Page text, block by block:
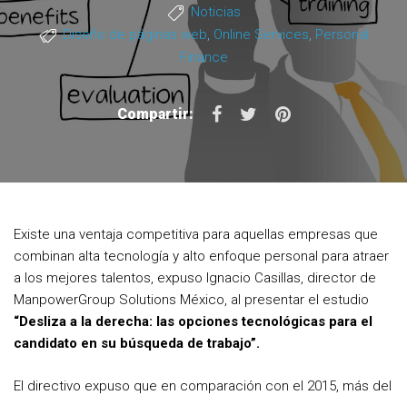
Noticias
Diseño de páginas web, Online Services, Personal
Finance
Compartir:
F
o
o
k
e
r
P
r
e
s
t
Existe una ventaja competitiva para aquellas empresas que
combinan alta tecnología y alto enfoque personal para atraer
a los mejores talentos, expuso Ignacio Casillas, director de
ManpowerGroup Solutions México, al presentar el estudio
“Desliza a la derecha: las opciones tecnológicas para el
candidato en su búsqueda de trabajo”.
El directivo expuso que en comparación con el 2015, más del